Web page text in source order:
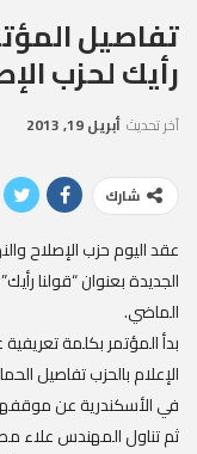
تفاصيل
رأيك لحزب
آخر تحديث أبريل 19, 2013
شارك
عقد اليوم حزب الإصلاح
الجديدة بعنوان “قولنا
الماضي.
بدأ المؤتمر بكلمة
في الأسكندرية عن
ثم تناول المهندس علاء